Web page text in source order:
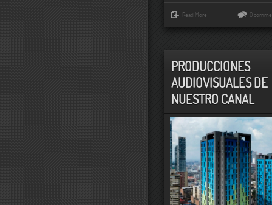
Read More 0
PRODUCCIONES
AUDIOVISUALES DE
NUESTRO CANAL